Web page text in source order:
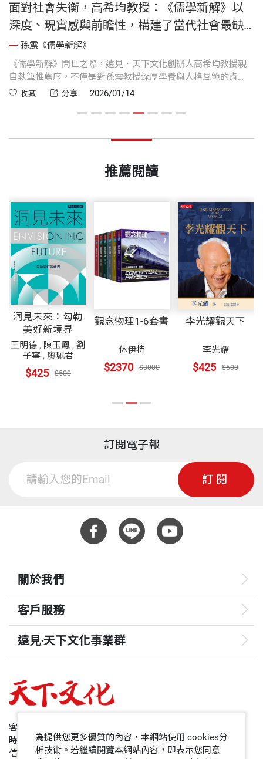
面對社會失衡，高希均教授：《儒學新解》以
深度、現實感與前瞻性，構建了當代社會最缺
乏的那一塊基石
孫震《儒學新解》
《儒學新解》問世之際，遠見．天下文化創辦人高希均教授親
自執筆推薦序，不僅是對孫震教授深厚學養與人格風範的肯
定，更是在價值混亂、社會轉型之際，對儒家思想發出的時代
性與必要性，讓我們重新思考倫理、制度與文明未來的關係。
收藏 分享 2026/01/14
推薦閱讀
洞見未來：勾勒
美好新境界
王明德 , 陳玉鳳 ,劉
子寧, 廖珮君
$425 $500
觀念物理1-6套書
休伊特
$2370 $3000
李光耀觀天下
李光耀
$425 $500
訂閱電子報
訂閱
關於我們
客戶服務
遠見‧天下文化事業群
哈佛商業評論
領導影響力學院
客服專線：+886 2 2662-0012
時間：週一~週五9:00~12:30;13:30~17:00
信箱：service@cwgv.com.tw
為提供您更多優質的內容，本網站使用 cookies分
析技術。若繼續閱覽本網站內容，即表示您同意